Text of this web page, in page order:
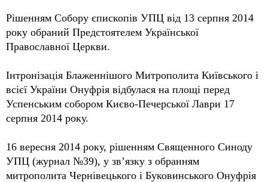
Рішенням Собору єпископів УПЦ від 13 серпня 2014
року обраний Предстоятелем Української
Православної Церкви.
Інтронізація Блаженнішого Митрополита Київського і
всієї України Онуфрія відбулася на площі перед
Успенським собором Києво-Печерської Лаври 17
серпня 2014 року.
16 вересня 2014 року, рішенням Священного Синоду
УПЦ (журнал №39), у зв’язку з обранням
митрополита Чернівецького і Буковинського Онуфрія